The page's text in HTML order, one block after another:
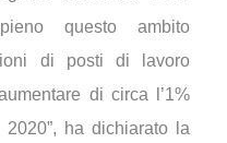
questo ambito
di posti di lavoro
di circa l’1%
2020”, ha dichiarato la